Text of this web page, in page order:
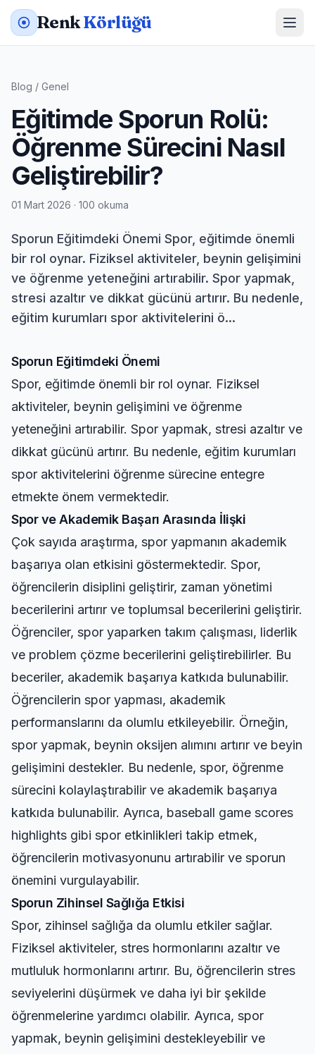
RenkKörlüğü
Blog / Genel
Eğitimde Sporun Rolü:
Öğrenme Sürecini Nasıl
Geliştirebilir?
01 Mart 2026 · 100 okuma
Sporun Eğitimdeki Önemi Spor, eğitimde önemli
bir rol oynar. Fiziksel aktiviteler, beynin gelişimini
ve öğrenme yeteneğini artırabilir. Spor yapmak,
stresi azaltır ve dikkat gücünü artırır. Bu nedenle,
eğitim kurumları spor aktivitelerini ö...
Sporun Eğitimdeki Önemi
Spor, eğitimde önemli bir rol oynar. Fiziksel
aktiviteler, beynin gelişimini ve öğrenme
yeteneğini artırabilir. Spor yapmak, stresi azaltır ve
dikkat gücünü artırır. Bu nedenle, eğitim kurumları
spor aktivitelerini öğrenme sürecine entegre
etmekte önem vermektedir.
Spor ve Akademik Başarı Arasında İlişki
Çok sayıda araştırma, spor yapmanın akademik
başarıya olan etkisini göstermektedir. Spor,
öğrencilerin disiplini geliştirir, zaman yönetimi
becerilerini artırır ve toplumsal becerilerini geliştirir.
Öğrenciler, spor yaparken takım çalışması, liderlik
ve problem çözme becerilerini geliştirebilirler. Bu
beceriler, akademik başarıya katkıda bulunabilir.
Öğrencilerin spor yapması, akademik
performanslarını da olumlu etkileyebilir. Örneğin,
spor yapmak, beynin oksijen alımını artırır ve beyin
gelişimini destekler. Bu nedenle, spor, öğrenme
sürecini kolaylaştırabilir ve akademik başarıya
katkıda bulunabilir. Ayrıca, baseball game scores
highlights gibi spor etkinlikleri takip etmek,
öğrencilerin motivasyonunu artırabilir ve sporun
önemini vurgulayabilir.
Sporun Zihinsel Sağlığa Etkisi
Spor, zihinsel sağlığa da olumlu etkiler sağlar.
Fiziksel aktiviteler, stres hormonlarını azaltır ve
mutluluk hormonlarını artırır. Bu, öğrencilerin stres
seviyelerini düşürmek ve daha iyi bir şekilde
öğrenmelerine yardımcı olabilir. Ayrıca, spor
yapmak, beynin gelişimini destekleyebilir ve